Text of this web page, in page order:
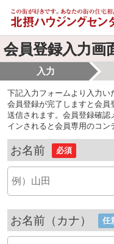
会員登録入力画
入力
下記入力フォームより入力い
会員登録が完了しますと会員
送信されます。会員登録確
インされると会員専用のコン
お名前 必須
お名前（カナ） 任